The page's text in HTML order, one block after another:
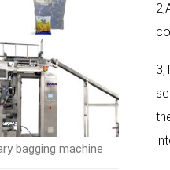
bagging machine